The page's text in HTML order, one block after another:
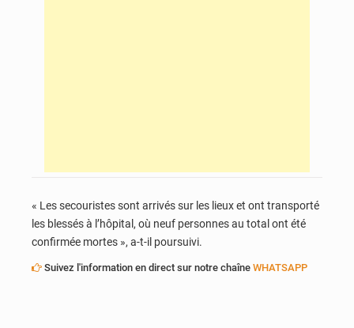
« Les secouristes sont arrivés sur les lieux et ont transporté
les blessés à l’hôpital, où neuf personnes au total ont été
confirmée mortes », a-t-il poursuivi.
Suivez l'information en direct sur notre chaîne WHATSAPP